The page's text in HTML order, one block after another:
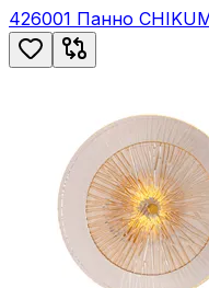
426001 Панно